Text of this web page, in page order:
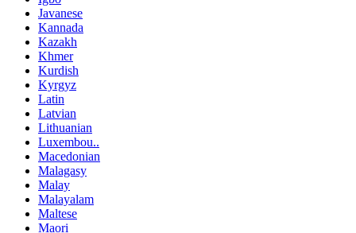
Javanese
Kannada
Kazakh
Khmer
Kurdish
Kyrgyz
Latin
Latvian
Lithuanian
Luxembou..
Macedonian
Malagasy
Malay
Malayalam
Maltese
Maori